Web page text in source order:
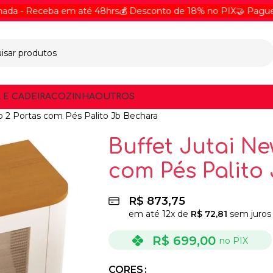
em até 48hrs💰 Desconto de 18% no PIX🤝 Pague Online
E CADEIRACOZINHAOUTROS
Portas com Pés Palito Jb Bechara
Buffet Jutai
com Pés
R$ 873,75
em até 12x de R$72,81 sem juros
R$ 699,00 no PIX
CORES